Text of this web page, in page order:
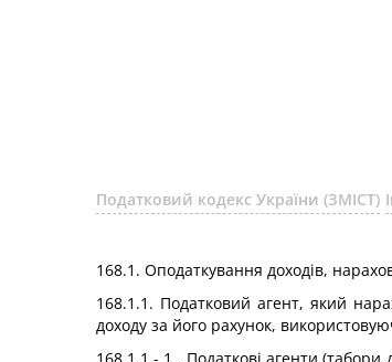
Податковий кодекс України (ЗМІСТ)
168.1. Оподаткування доходів,
168.1.1. Податковий агент, який
доходу за його рахунок,